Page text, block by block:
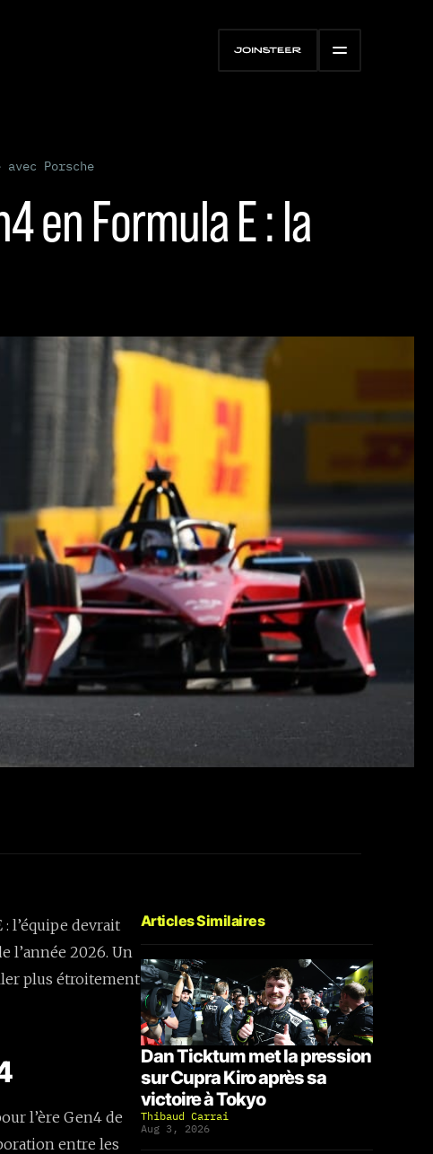
Porsche
en Formula E : la
l’équipe devrait
l’année 2026. Un
plus étroitement
l’ère Gen4 de
entre les
Articles Similaires
Dan Ticktum met la pression
sur Cupra Kiro après sa
victoire à Tokyo
Thibaud Carrai
Aug 3, 2026